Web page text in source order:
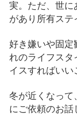
実。ただ、世に
があり所有ス
好き嫌いや固定
れのライフスタ
イスすればいい
冬が近くなって
にご依頼のお